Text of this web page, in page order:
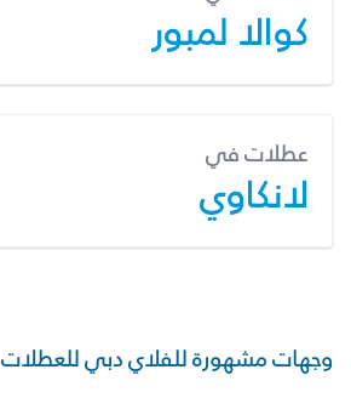
كوالا لمبور
عطلات في
لانكاوي
وجهات مشهورة للفلاي دبي للعطلات